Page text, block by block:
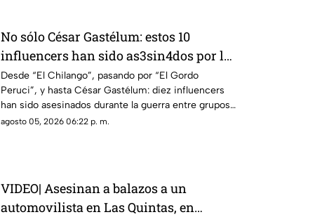
No sólo César Gastélum: estos 10
influencers han sido as3sin4dos por la
guerra entre Los Chapitos y La Mayiza
Desde “El Chilango”, pasando por “El Gordo
Peruci”, y hasta César Gastélum: diez influencers
han sido asesinados durante la guerra entre grupos
delictivos
agosto 05, 2026 06:22 p. m.
VIDEO| Asesinan a balazos a un
automovilista en Las Quintas, en